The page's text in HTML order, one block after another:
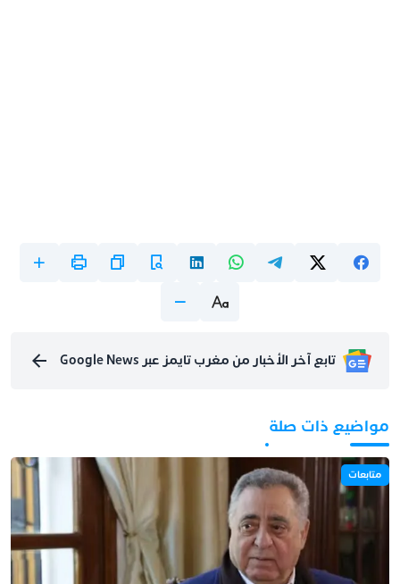
تابع آخر الأخبار من مغرب تايمز عبر Google News
مواضيع ذات صلة
متابعات